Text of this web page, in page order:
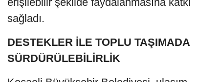
sağladı.
DESTEKLER İLE TOPLU TAŞIMADA
SÜRDÜRÜLEBİLİRLİK